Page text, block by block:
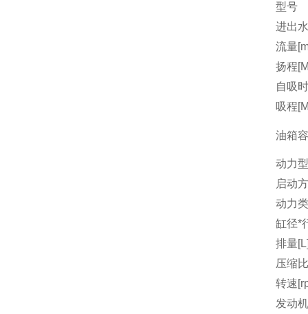
型号
进出
流量
扬程
自吸
吸程
油箱
动力
启动
动力
缸径*
排量
压缩比
转速
发动